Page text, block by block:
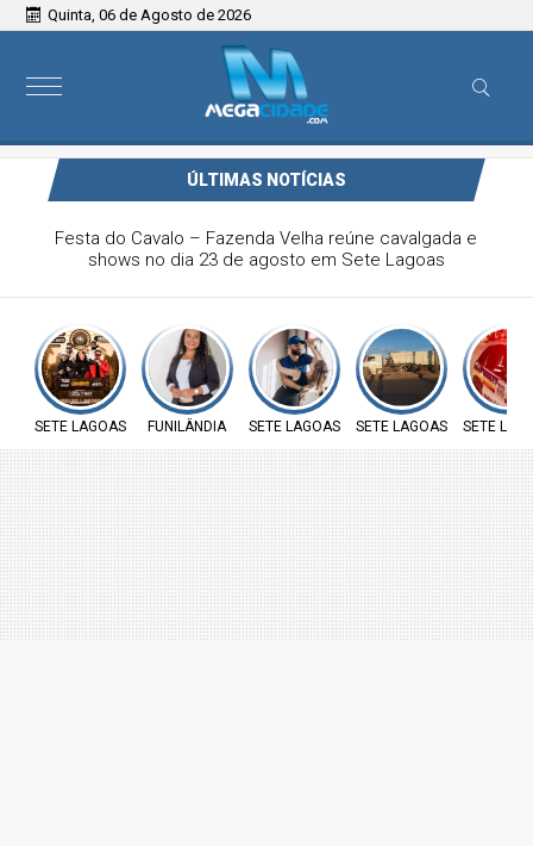
Quinta, 06 de Agosto de 2026
ÚLTIMAS NOTÍCIAS
Festa do Cavalo – Fazenda Velha reúne cavalgada e
shows no dia 23 de agosto em Sete Lagoas
SETE LAGOAS FUNILÂNDIA SETE LAGOAS SETE LAGOAS SETE